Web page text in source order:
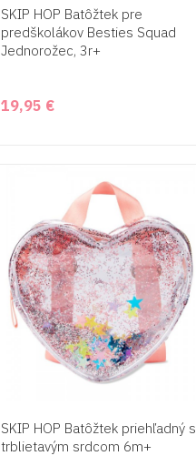
SKIP HOP Batôžtek pre
predškolákov Besties Squad
Jednorožec, 3r+
19,95 €
SKIP HOP Batôžtek priehľadný s
trblietavým srdcom 6m+